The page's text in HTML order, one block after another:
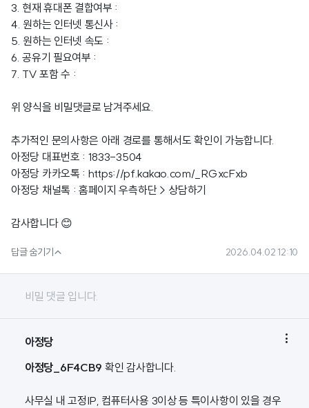
3. 현재 휴대폰 결합여부 :
4. 원하는 인터넷 통신사 :
5. 원하는 인터넷 속도 :
6. 공유기 필요여부 :
7. TV 포함 수 :
위 양식을 비밀댓글로 남겨주세요.
추가적인 문의사항은 아래 경로를 통해서도 확인이 가능합니다.
아정당 대표번호 : 1833-3504
아정당 카카오톡 : https://pf.kakao.com/_RGxcFxb
아정당 채널톡 : 홈페이지 우측하단 > 상담하기
감사합니다 😊
답글 숨기기 2026.04.02 12:10
비밀 댓글 입니다.
아정당 
아정당_6F4CB9 확인 감사합니다.
사무실 내 고정IP, 컴퓨터사용 3이상 등 특이사항이 있을 경우